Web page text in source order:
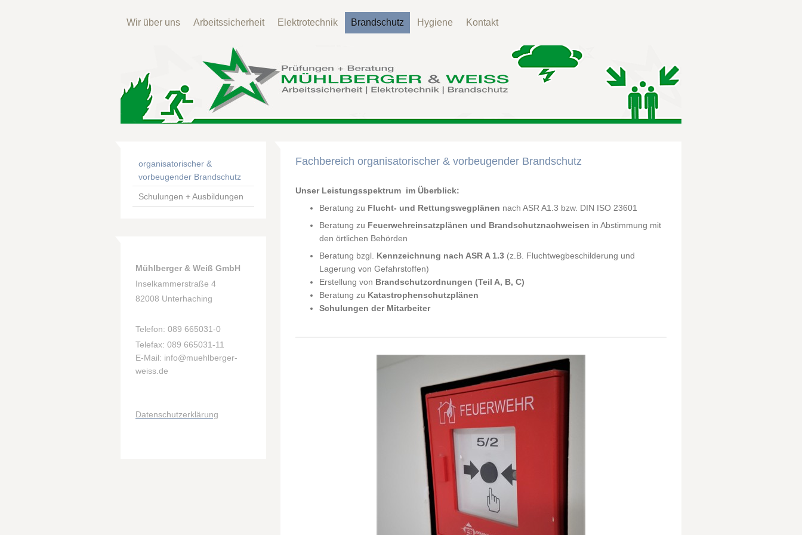
Wir über uns Arbeitssicherheit Elektrotechnik Brandschutz Hygiene Kontakt
Fachbereich organisatorischer & vorbeugender Brandschutz
Unser Leistungsspektrum im Überblick:
Beratung zu Flucht- und Rettungswegplänen nach ASR A1.3 bzw. DIN ISO 23601
Beratung zu Feuerwehreinsatzplänen und Brandschutznachweisen in Abstimmung mit
den örtlichen Behörden
Beratung bzgl. Kennzeichnung nach ASR A 1.3(z.B. Fluchtwegbeschilderung und
Lagerung von Gefahrstoffen)
Erstellung von Brandschutzordnungen (Teil A, B, C)
Beratung zu Katastrophenschutzplänen
Schulungen der Mitarbeiter
organisatorischer &
vorbeugender Brandschutz
Schulungen + Ausbildungen
Mühlberger & Weiß GmbH
Inselkammerstraße 4
82008 Unterhaching
Telefon: 089 665031-0
Telefax: 089 665031-11
E-Mail: info@muehlberger-
weiss.de
Datenschutzerklärung